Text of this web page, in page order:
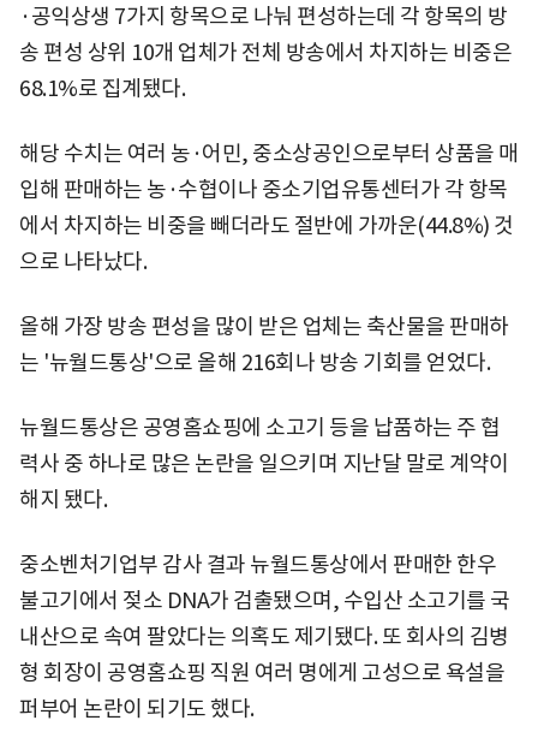
·공익상생 7가지 항목으로 나눠 편성하는데 각 항목의 방
송 편성 상위 10개 업체가 전체 방송에서 차지하는 비중은
68.1%로 집계됐다.
해당 수치는 여러 농·어민, 중소상공인으로부터 상품을 매
입해 판매하는 농·수협이나 중소기업유통센터가 각 항목
에서 차지하는 비중을 빼더라도 절반에 가까운(44.8%) 것
으로 나타났다.
올해 가장 방송 편성을 많이 받은 업체는 축산물을 판매하
는 '뉴월드통상'으로 올해 216회나 방송 기회를 얻었다.
뉴월드통상은 공영홈쇼핑에 소고기 등을 납품하는 주 협
력사 중 하나로 많은 논란을 일으키며 지난달 말로 계약이
해지 됐다.
중소벤처기업부 감사 결과 뉴월드통상에서 판매한 한우
불고기에서 젖소 DNA가 검출됐으며, 수입산 소고기를 국
내산으로 속여 팔았다는 의혹도 제기됐다. 또 회사의 김병
형 회장이 공영홈쇼핑 직원 여러 명에게 고성으로 욕설을
퍼부어 논란이 되기도 했다.